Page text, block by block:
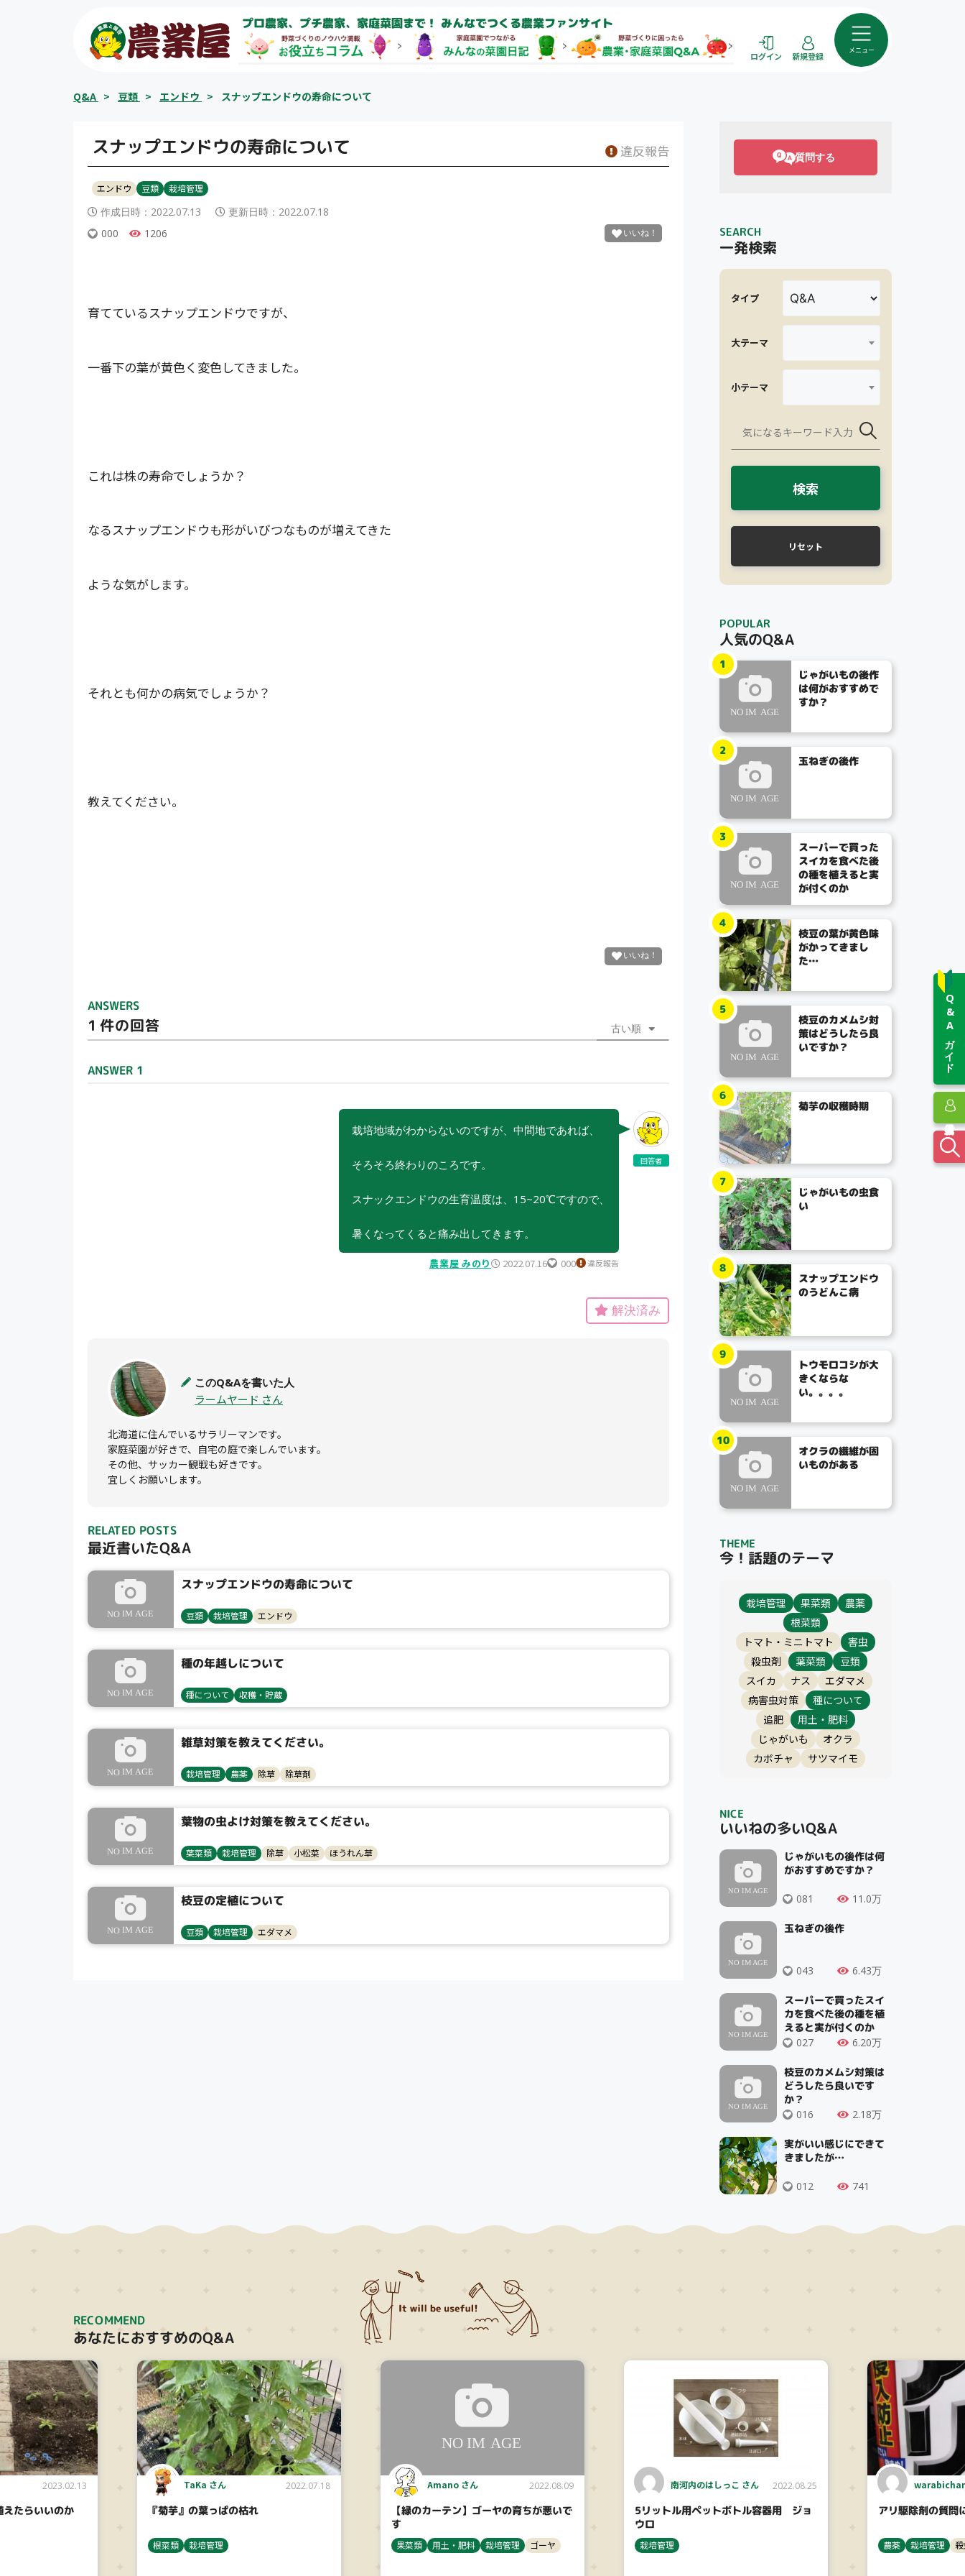
Q&Aガイド
プロ農家、プチ農家、家庭菜園まで！ みんなでつくる農業ファンサイト
ログイン 新規登録
メニュー
Q&A > 豆類 > エンドウ > スナップエンドウの寿命について
スナップエンドウの寿命について 違反報告
エンドウ 豆類 栽培管理
作成日時： 2022.07.13 更新日時： 2022.07.18
000
1206
育てているスナップエンドウですが、
一番下の葉が黄色く変色してきました。
これは株の寿命でしょうか？
なるスナップエンドウも形がいびつなものが増えてきた
ような気がします。
それとも何かの病気でしょうか？
教えてください。
ANSWERS
1 件の回答 古い順
ANSWER 1
栽培地域がわからないのですが、中間地であれば、
そろそろ終わりのころです。
スナックエンドウの生育温度は、15~20℃ですので、
暑くなってくると痛み出してきます。
農業屋 みのり 2022.07.16 000 違反報告
回答者
解決済み
このQ&Aを書いた人
ラームヤード さん
北海道に住んでいるサラリーマンです。
家庭菜園が好きで、自宅の庭で楽しんでいます。
その他、サッカー観戦も好きです。
宜しくお願いします。
RELATED POSTS
最近書いたQ&A
スナップエンドウの寿命について
豆類 栽培管理 エンドウ
種の年越しについて
種について 収穫・貯蔵
雑草対策を教えてください。
栽培管理 農薬 除草 除草剤
葉物の虫よけ対策を教えてください。
葉菜類 栽培管理 除草 小松菜 ほうれん草
枝豆の定植について
豆類 栽培管理 エダマメ
質問する
SEARCH
一発検索
タイプ
大テーマ
小テーマ
検索
リセット
POPULAR
人気のQ&A
じゃがいもの後作
は何がおすすめで
すか？
1
玉ねぎの後作
2
スーパーで買った
スイカを食べた後
の種を植えると実
が付くのか
3
枝豆の葉が黄色味
がかってきまし
た…
4
枝豆のカメムシ対
策はどうしたら良
いですか？
5
菊芋の収穫時期
6
じゃがいもの虫食
い
7
スナップエンドウ
のうどんこ病
8
トウモロコシが大
きくならな
い。。。。
9
オクラの繊維が固
いものがある
10
THEME
今！話題のテーマ
栽培管理 果菜類
農薬
根菜類
トマト・ミニトマト
害虫
殺虫剤
葉菜類
豆類
スイカ
ナス
エダマメ
病害虫対策
種について
追肥
用土・肥料
じゃがいも
オクラ
カボチャ
サツマイモ
NICE
いいねの多いQ&A
じゃがいもの後作は何
がおすすめですか？
081 11.0万
玉ねぎの後作
043 6.43万
スーパーで買ったスイ
カを食べた後の種を植
えると実が付くのか
027 6.20万
枝豆のカメムシ対策は
どうしたら良いです
か？
016 2.18万
実がいい感じにできて
きましたが…
012 741
RECOMMEND
あなたにおすすめのQ&A
2023.02.13
たらいいのか
TaKa さん 2022.07.18
『菊芋』の葉っぱの枯れ
根菜類 栽培管理
Amano さん 2022.08.09
【緑のカーテン】ゴーヤの育ちが悪いで
す
果菜類 用土・肥料 栽培管理 ゴーヤ
南河内のはしっこ さん 2022.08.25
5リットル用ペットボトル容器用 ジョ
ウロ
栽培管理
アリ駆除剤の質問
農薬 栽培管理